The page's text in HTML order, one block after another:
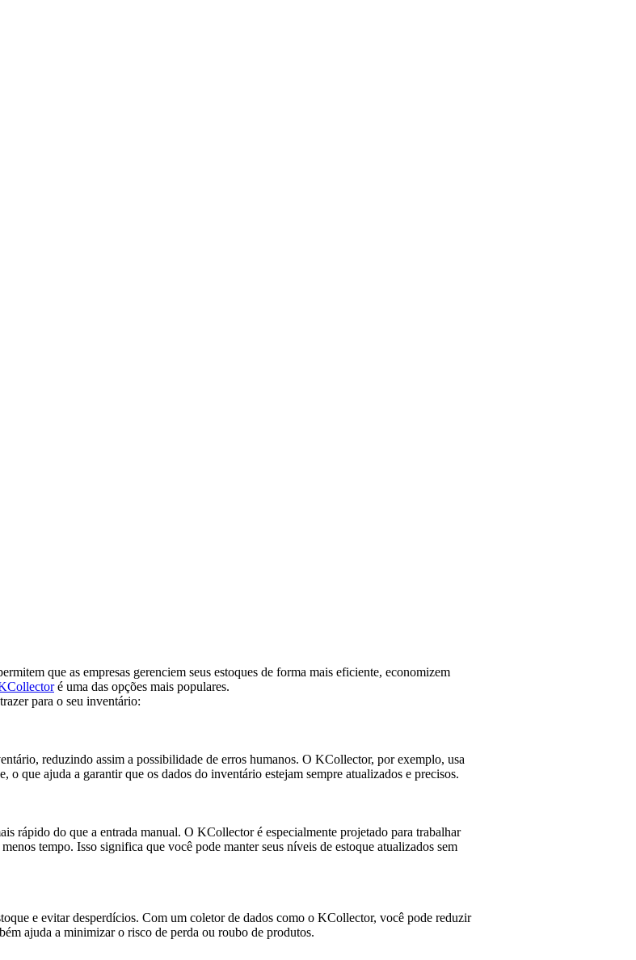
que as empresas gerenciem seus estoques de forma mais eficiente, economizem
é uma das opções mais populares.
para o seu inventário:
reduzindo assim a possibilidade de erros humanos. O KCollector, por exemplo, usa
que ajuda a garantir que os dados do inventário estejam sempre atualizados e precisos.
rápido do que a entrada manual. O KCollector é especialmente projetado para trabalhar
tempo. Isso significa que você pode manter seus níveis de estoque atualizados sem
e evitar desperdícios. Com um coletor de dados como o KCollector, você pode reduzir
ajuda a minimizar o risco de perda ou roubo de produtos.